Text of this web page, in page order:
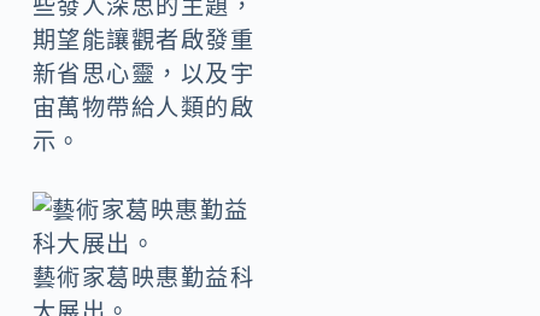
些發人深思的主題，
期望能讓觀者啟發重
新省思心靈，以及宇
宙萬物帶給人類的啟
示。
藝術家葛映惠勤益科